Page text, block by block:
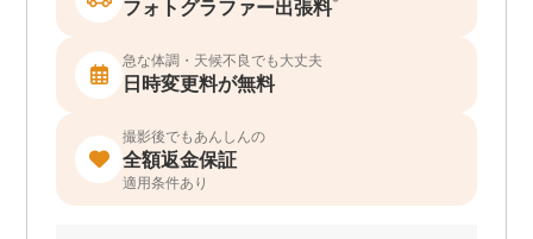
フォトグラファー出張料
急な体調・天候不良でも大丈夫
日時変更料が無料
撮影後でもあんしんの
全額返金保証
適用条件あり